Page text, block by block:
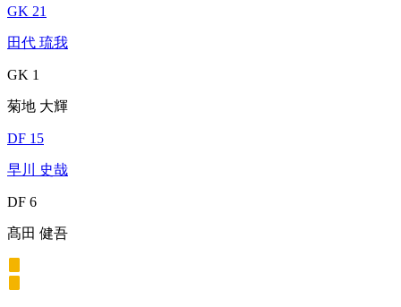
GK 21
田代 琉我
GK 1
菊地 大輝
DF 15
早川 史哉
DF 6
髙田 健吾